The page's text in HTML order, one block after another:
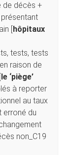
de décès +
présentant
[hôpitaux
tests, tests
raison de
le ‘piège’
à reporter
au taux
erroné du
non_C19